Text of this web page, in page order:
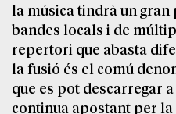
la música tindrà un
bandes locals i de
repertori que abasta
la fusió és el comú
que es pot descarregar a
continua apostant per